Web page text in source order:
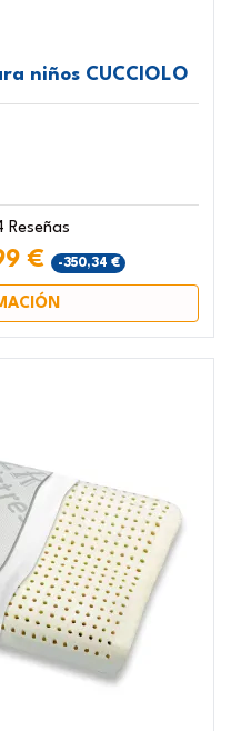
niños CUCCIOLO
Reseñas
€ -350,34 €